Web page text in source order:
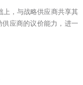
，与战略供应商共享其
应商的议价能力，进一